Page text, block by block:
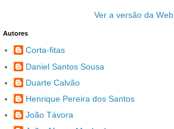
Ver a versão da Web
Autores
Corta-fitas
Daniel Santos Sousa
Duarte Calvão
Henrique Pereira dos Santos
João Távora